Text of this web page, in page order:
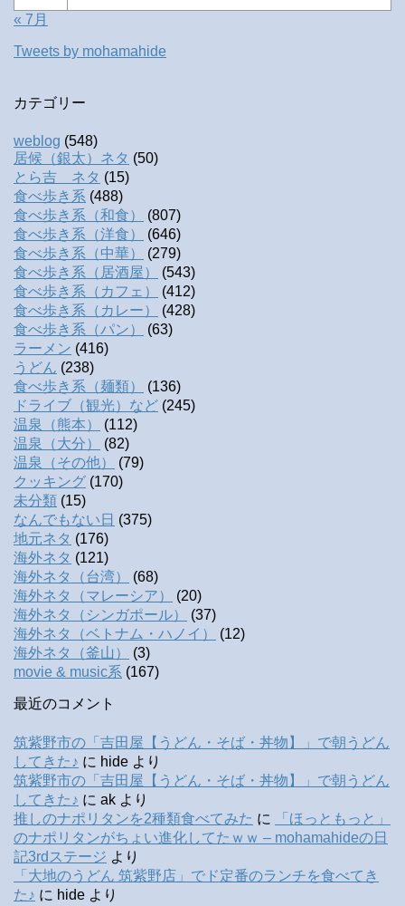
« 7月
Tweets by mohamahide
カテゴリー
weblog (548)
居候（銀太）ネタ (50)
とら吉 ネタ (15)
食べ歩き系 (488)
食べ歩き系（和食）
(807)
食べ歩き系（洋食）
(646)
食べ歩き系（中華）
(279)
食べ歩き系（居酒屋）
(543)
食べ歩き系（カフェ）
(412)
食べ歩き系（カレー）
(428)
食べ歩き系（パン）
(63)
ラーメン (416)
うどん (238)
食べ歩き系（麺類）
(136)
ドライブ（観光）など (245)
温泉（熊本）
(112)
温泉（大分）
(82)
温泉（その他）
(79)
クッキング (170)
未分類 (15)
なんでもない日 (375)
地元ネタ (176)
海外ネタ (121)
海外ネタ（台湾）
(68)
海外ネタ（マレーシア）
(20)
海外ネタ（シンガポール）
(37)
海外ネタ（ベトナム・ハノイ）
(12)
海外ネタ（釜山）
(3)
movie & music系 (167)
最近のコメント
筑紫野市の「吉田屋【うどん・そば・丼物】」で朝うどん
してきた♪ に hide より
筑紫野市の「吉田屋【うどん・そば・丼物】」で朝うどん
してきた♪ に ak より
推しのナポリタンを2種類食べてみた に
「ほっともっと」
のナポリタンがちょい進化してたｗｗ – mohamahideの日
記3rdステージ より
「大地のうどん 筑紫野店」でド定番のランチを食べてき
た♪ に hide より